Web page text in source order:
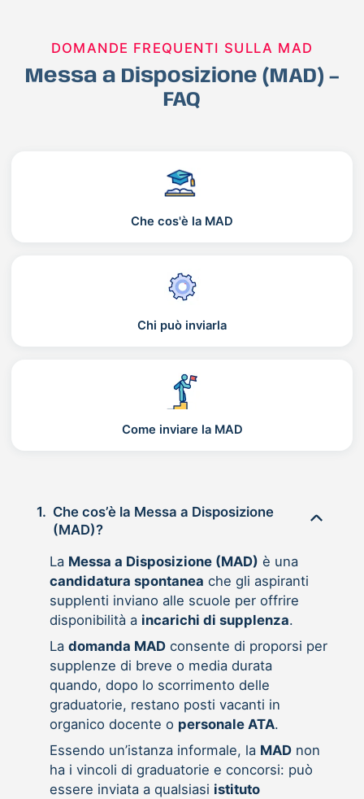
DOMANDE FREQUENTI SULLA MAD
Messa a Disposizione (MAD) –
FAQ
Che cos'è la MAD
Chi può inviarla
Come inviare la MAD
1. Che cos’è la Messa a Disposizione
(MAD)?
La Messa a Disposizione (MAD) è una
candidatura spontanea che gli aspiranti
supplenti inviano alle scuole per offrire
disponibilità a incarichi di supplenza.
La domanda MADconsente di proporsi per
supplenze di breve o media durata
quando, dopo lo scorrimento delle
graduatorie, restano posti vacanti in
organico docente o personale ATA.
Essendo un’istanza informale, la MADnon
ha i vincoli di graduatorie e concorsi: può
essere inviata a qualsiasi istituto